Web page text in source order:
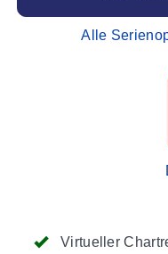
Virtueller
Alle